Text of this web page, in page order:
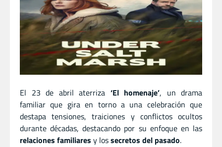
El 23 de abril aterriza ‘El homenaje’, un drama
familiar que gira en torno a una celebración que
destapa tensiones, traiciones y conflictos ocultos
durante décadas, destacando por su enfoque en las
relaciones familiares y lossecretos del pasado.